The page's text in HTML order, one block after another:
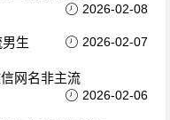
2026-02-08
生 2026-02-07
网名非主流
2026-02-06